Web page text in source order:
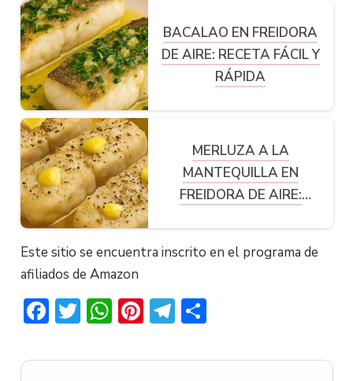
BACALAO EN FREIDORA
DE AIRE: RECETA FÁCIL Y
RÁPIDA
MERLUZA A LA
MANTEQUILLA EN
FREIDORA DE AIRE:
Este sitio se encuentra inscrito en el programa de
afiliados de Amazon
Facebook
Twitter
WhatsApp
Pinterest
Telegram
Compartir